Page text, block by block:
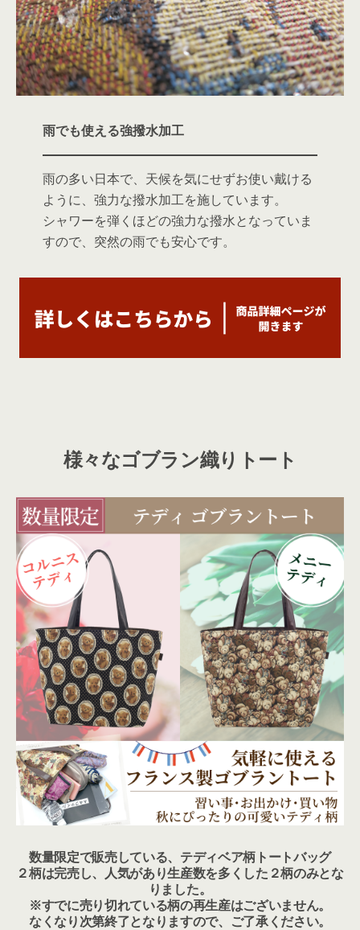
雨でも使える強撥水加工
雨の多い日本で、天候を気にせずお使い戴ける
ように、強力な撥水加工を施しています。
シャワーを弾くほどの強力な撥水となっていま
すので、突然の雨でも安心です。
様々なゴブラン織りトート
数量限定で販売している、テディベア柄トートバッグ
２柄は完売し、人気があり生産数を多くした２柄のみとな
りました。
※すでに売り切れている柄の再生産はございません。
なくなり次第終了となりますので、ご了承ください。